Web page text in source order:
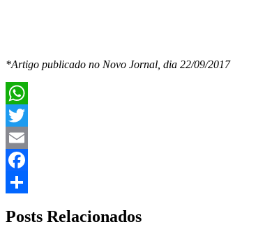
*Artigo publicado no Novo Jornal, dia 22/09/2017
WhatsApp
Twitter
Email
Facebook
Posts Relacionados